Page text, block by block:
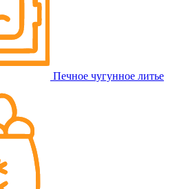
Печное чугунное литье